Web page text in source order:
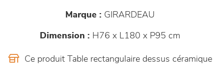
Marque : GIRARDEAU
Dimension : H76 x L180 x P95 cm
Ce produit Table rectangulaire dessus céramique